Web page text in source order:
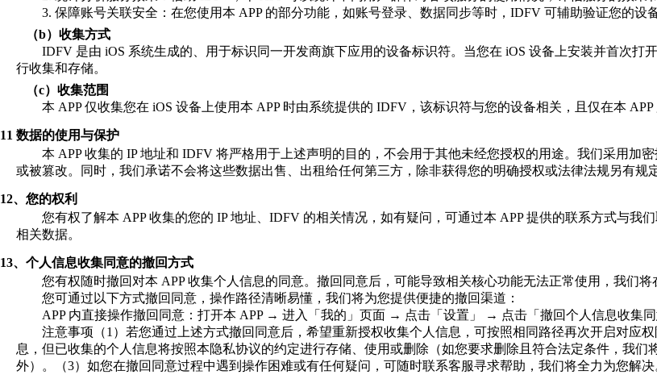
3. 保障账号关联安全：在您使用本 APP 的部分功能，如账号登录、数据同步等时， IDFV 可辅助验证您的设
（b） 收集方式
IDFV 是由 iOS 系统生成的、用于标识同一开发商旗下应用的设备标识符。当您在 iOS 设备上安装并首次打
行收集和存储。
（c） 收集范围
本 APP仅收集您在 iOS 设备上使用本 APP 时由系统提供的 IDFV ，该标识符与您的设备相关，且仅在本 APP
11 数据的使用与保护
本 APP收集的 IP地址和 IDFV 将严格用于上述声明的目的，不会用于其他未经您授权的用途。我们采用加
或被篡改。同时，我们承诺不会将这些数据出售、出租给任何第三方，除非获得您的明确授权或法律法规另有规定
12、您的权利
您有权了解本 APP收集的您的 IP地址、 IDFV 的相关情况，如有疑问，可通过本 APP提供的联系方式与我
相关数据。
13、个人信息收集同意的撤回方式
您有权随时撤回对本 APP收集个人信息的同意。撤回同意后，可能导致相关核心功能无法正常使用，我们将
您可通过以下方式撤回同意，操作路径清晰易懂，我们将为您提供便捷的撤回渠道：
APP 内直接操作撤回同意：打开本 APP → 进入「我的」页面 → 点击「设置」 → 点击「撤回个人信息收集同
注意事项（1 ）若您通过上述方式撤回同意后，希望重新授权收集个人信息，可按照相同路径再次开启对应
息，但已收集的个人信息将按照本隐私协议的约定进行存储、使用或删除（如您要求删除且符合法定条件，我
外）。（3）如您在撤回同意过程中遇到操作困难或有任何疑问，可随时联系客服寻求帮助，我们将全力为您解决